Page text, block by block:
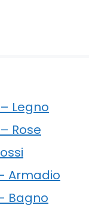
Legno
Rose
Armadio
Bagno